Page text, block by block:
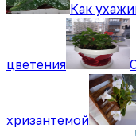
Как
цветения
хризантемой